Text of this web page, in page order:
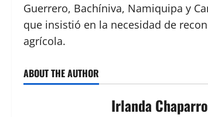
Guerrero, Bachíniva, Namiquipa y
que insistió en la necesidad de
agrícola.
ABOUT THE AUTHOR
Irlanda Chaparro